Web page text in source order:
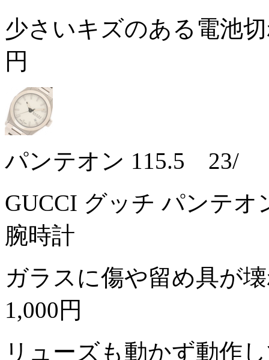
少さいキズのある電池
円
パンテオン 115.5 23/
GUCCI グッチ パンテオ
腕時計
ガラスに傷や留め具が
1,000円
リューズも動かず動作